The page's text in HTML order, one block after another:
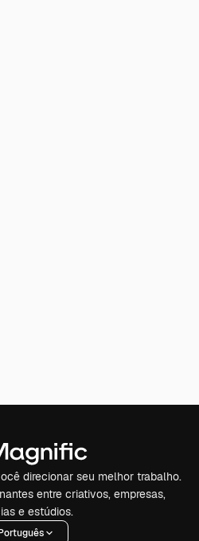
direcionar seu melhor trabalho.
entre criativos, empresas,
e estúdios.